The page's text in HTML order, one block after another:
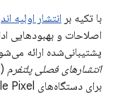
با تکیه بر انتشار اولیه
اصلاحات و بهبودهایی
پشتیبانی‌شده ارائه
انتشارهای فصلی پلتفرم
برای دستگاه‌های Google Pixel به عنوان بخشی از